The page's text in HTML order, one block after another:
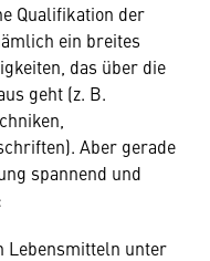
Qualifikation der
ein breites
das über die
geht (z. B.
Aber gerade
spannend und
Lebensmitteln unter